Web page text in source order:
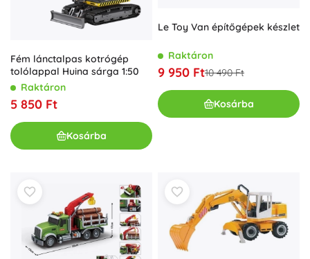
Fém lánctalpas kotrógép
tolólappal Huina sárga 1:50
Raktáron
5 850 Ft
Kosárba
Le Toy Van építőgépek készlet
Raktáron
9 950 Ft10 490 Ft
Kosárba